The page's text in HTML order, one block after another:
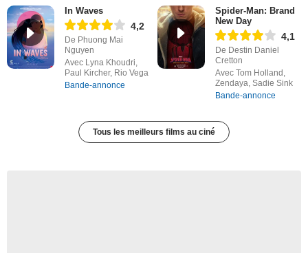
In Waves
4,2
De Phuong Mai
Nguyen
Avec Lyna Khoudri,
Paul Kircher, Rio Vega
Bande-annonce
Spider-Man: Brand
New Day
4,1
De Destin Daniel
Cretton
Avec Tom Holland,
Zendaya, Sadie Sink
Bande-annonce
Tous les meilleurs films au ciné